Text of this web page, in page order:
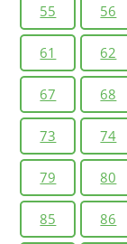
55 56
61 62
67 68
73 74
79 80
85 86